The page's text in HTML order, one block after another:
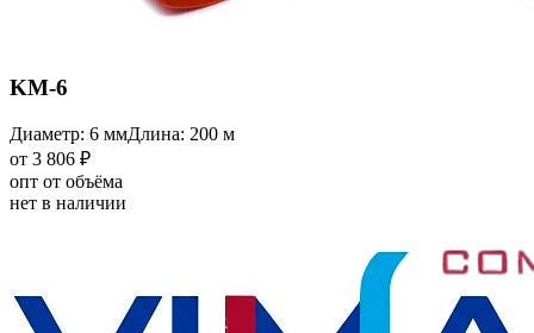
KM-6
Диаметр: 6 ммДлина: 200 м
от 3 806 ₽
опт от объёма
нет в наличии